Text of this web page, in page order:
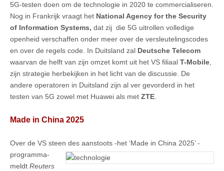
5G-testen doen om de technologie in 2020 te commercialiseren.
Nog in Frankrijk vraagt het National Agency for the Security
of Information Systems, dat zij die 5G uitrollen volledige
openheid verschaffen onder meer over de versleutelingscodes
en over de regels code. In Duitsland zal Deutsche Telecom
waarvan de helft van zijn omzet komt uit het VS filiaal T-Mobile
zijn strategie herbekijken in het licht van de discussie. De
andere operatoren in Duitsland zijn al ver gevorderd in het
testen van 5G zowel met Huawei als met ZTE
Made in China 2025
Over de VS steen des aanstoots -het ‘Made in China 2025’-
programma-
meldt Reuters